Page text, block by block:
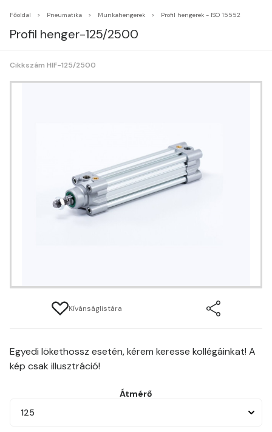
Főoldal Pneumatika Munkahengerek Profil hengerek - ISO 15552
Profil henger-125/2500
Cikkszám HIF-125/2500
Kívánságlistára
Egyedi lökethossz esetén, kérem keresse kollégáinkat! A
kép csak illusztráció!
Átmérő
125